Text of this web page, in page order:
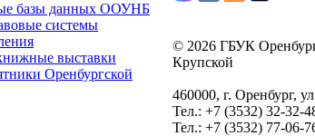
базы данных ООУНБ
системы
выставки
Оренбургской
© 2026 ГБУК
Крупской
460000, г. Оренбург,
Тел.: +7 (3532) 32-32-
Тел.: +7 (3532) 77-06-